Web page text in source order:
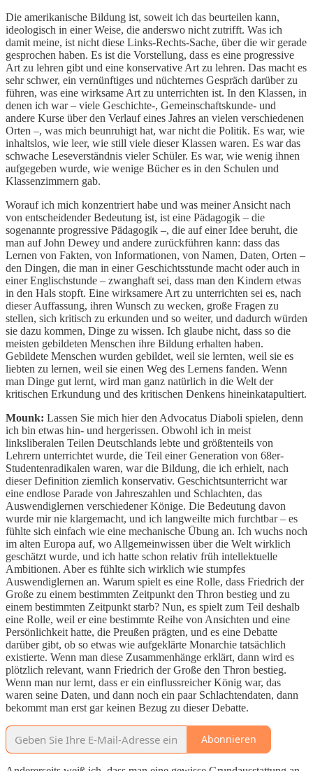
Die amerikanische Bildung ist, soweit ich das beurteilen kann,
ideologisch in einer Weise, die anderswo nicht zutrifft. Was ich
damit meine, ist nicht diese Links-Rechts-Sache, über die wir gerade
gesprochen haben. Es ist die Vorstellung, dass es eine progressive
Art zu lehren gibt und eine konservative Art zu lehren. Das macht es
sehr schwer, ein vernünftiges und nüchternes Gespräch darüber zu
führen, was eine wirksame Art zu unterrichten ist. In den Klassen, in
denen ich war – viele Geschichte-, Gemeinschaftskunde- und
andere Kurse über den Verlauf eines Jahres an vielen verschiedenen
Orten –, was mich beunruhigt hat, war nicht die Politik. Es war, wie
inhaltslos, wie leer, wie still viele dieser Klassen waren. Es war das
schwache Leseverständnis vieler Schüler. Es war, wie wenig ihnen
aufgegeben wurde, wie wenige Bücher es in den Schulen und
Klassenzimmern gab.
Worauf ich mich konzentriert habe und was meiner Ansicht nach
von entscheidender Bedeutung ist, ist eine Pädagogik – die
sogenannte progressive Pädagogik –, die auf einer Idee beruht, die
man auf John Dewey und andere zurückführen kann: dass das
Lernen von Fakten, von Informationen, von Namen, Daten, Orten –
den Dingen, die man in einer Geschichtsstunde macht oder auch in
einer Englischstunde – zwanghaft sei, dass man den Kindern etwas
in den Hals stopft. Eine wirksamere Art zu unterrichten sei es, nach
dieser Auffassung, ihren Wunsch zu wecken, große Fragen zu
stellen, sich kritisch zu erkunden und so weiter, und dadurch würden
sie dazu kommen, Dinge zu wissen. Ich glaube nicht, dass so die
meisten gebildeten Menschen ihre Bildung erhalten haben.
Gebildete Menschen wurden gebildet, weil sie lernten, weil sie es
liebten zu lernen, weil sie einen Weg des Lernens fanden. Wenn
man Dinge gut lernt, wird man ganz natürlich in die Welt der
kritischen Erkundung und des kritischen Denkens hineinkatapultiert.
Mounk: Lassen Sie mich hier den Advocatus Diaboli spielen, denn
ich bin etwas hin- und hergerissen. Obwohl ich in meist
linksliberalen Teilen Deutschlands lebte und größtenteils von
Lehrern unterrichtet wurde, die Teil einer Generation von 68er-
Studentenradikalen waren, war die Bildung, die ich erhielt, nach
dieser Definition ziemlich konservativ. Geschichtsunterricht war
eine endlose Parade von Jahreszahlen und Schlachten, das
Auswendiglernen verschiedener Könige. Die Bedeutung davon
wurde mir nie klargemacht, und ich langweilte mich furchtbar – es
fühlte sich einfach wie eine mechanische Übung an. Ich wuchs noch
im alten Europa auf, wo Allgemeinwissen über die Welt wirklich
geschätzt wurde, und ich hatte schon relativ früh intellektuelle
Ambitionen. Aber es fühlte sich wirklich wie stumpfes
Auswendiglernen an. Warum spielt es eine Rolle, dass Friedrich der
Große zu einem bestimmten Zeitpunkt den Thron bestieg und zu
einem bestimmten Zeitpunkt starb? Nun, es spielt zum Teil deshalb
eine Rolle, weil er eine bestimmte Reihe von Ansichten und eine
Persönlichkeit hatte, die Preußen prägten, und es eine Debatte
darüber gibt, ob so etwas wie aufgeklärte Monarchie tatsächlich
existierte. Wenn man diese Zusammenhänge erklärt, dann wird es
plötzlich relevant, wann Friedrich der Große den Thron bestieg.
Wenn man nur lernt, dass er ein einflussreicher König war, das
waren seine Daten, und dann noch ein paar Schlachtendaten, dann
bekommt man erst gar keinen Bezug zu dieser Debatte.
Abonnieren